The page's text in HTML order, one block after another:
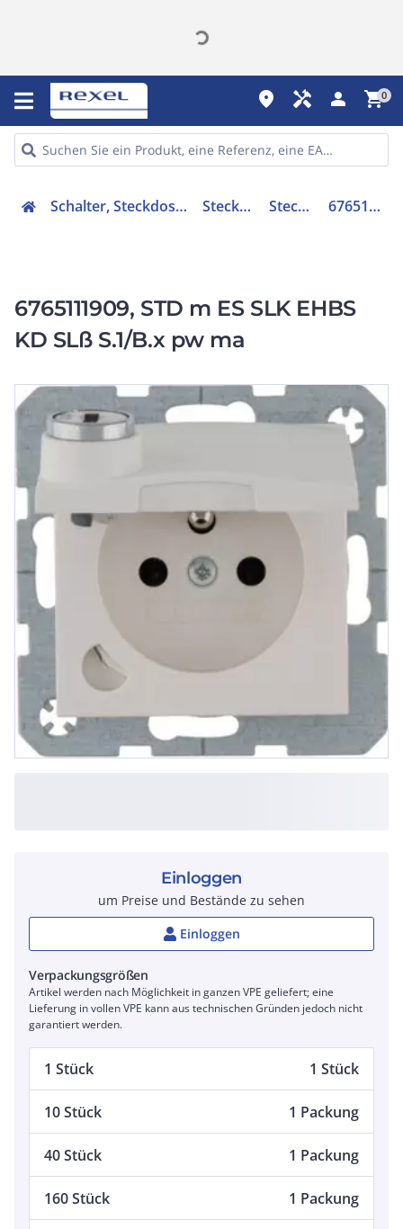
place handyman person shopping_cart0
Schalter, Steckdosen, Stecker Steckdosen Steckdose 6765111909
6765111909, STD m ES SLK EHBS
KD SLß S.1/B.x pw ma
Einloggen
um Preise und Bestände zu sehen
Einloggen
Verpackungsgrößen
Artikel werden nach Möglichkeit in ganzen VPE geliefert; eine
Lieferung in vollen VPE kann aus technischen Gründen jedoch nicht
garantiert werden.
1 Stück 1 Stück
10 Stück 1 Packung
40 Stück 1 Packung
160 Stück 1 Packung